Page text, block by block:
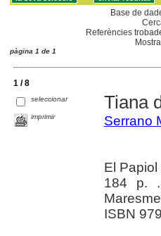
Base de
Referències
pàgina 1 de 1
1 / 8
seleccionar
imprimir
Tiana
Serrano
El
184 p.
ISBN